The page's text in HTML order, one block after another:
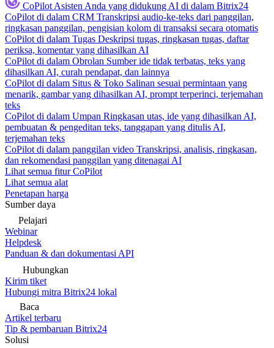
CoPilot Asisten Anda yang didukung AI di dalam Bitrix24
CoPilot di dalam CRM Transkripsi audio-ke-teks dari panggilan,
ringkasan panggilan, pengisian kolom di transaksi secara otomatis
CoPilot di dalam Tugas Deskripsi tugas, ringkasan tugas, daftar
periksa, komentar yang dihasilkan AI
CoPilot di dalam Obrolan Sumber ide tidak terbatas, teks yang
dihasilkan AI, curah pendapat, dan lainnya
CoPilot di dalam Situs & Toko Salinan sesuai permintaan yang
menarik, gambar yang dihasilkan AI, prompt terperinci, terjemahan
teks
CoPilot di dalam Umpan Ringkasan utas, ide yang dihasilkan AI,
pembuatan & pengeditan teks, tanggapan yang ditulis AI,
terjemahan teks
CoPilot di dalam panggilan video Transkripsi, analisis, ringkasan,
dan rekomendasi panggilan yang ditenagai AI
Lihat semua fitur CoPilot
Lihat semua alat
Penetapan harga
Sumber daya
Pelajari
Webinar
Helpdesk
Panduan & dan dokumentasi API
Hubungkan
Kirim tiket
Hubungi mitra Bitrix24 lokal
Baca
Artikel terbaru
Tip & pembaruan Bitrix24
Solusi